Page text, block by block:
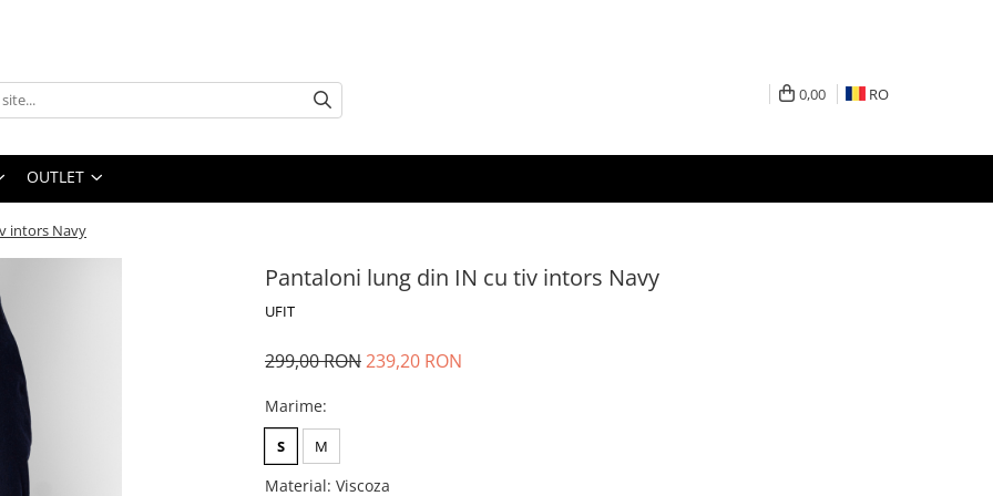
0,00 RO
OUTLET
intors Navy
Pantaloni lung din IN cu tiv intors Navy
UFIT
299,00 RON239,20 RON
Marime:
S M
Material: Viscoza